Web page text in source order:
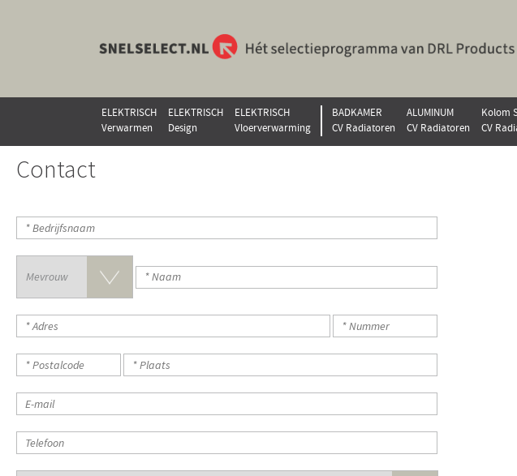
ELEKTRISCH
Verwarmen
ELEKTRISCH
Design
ELEKTRISCH
Vloerverwarming
BADKAMER
CV Radiatoren
ALUMINUM
CV Radiatoren
Kolom
CV
Contact